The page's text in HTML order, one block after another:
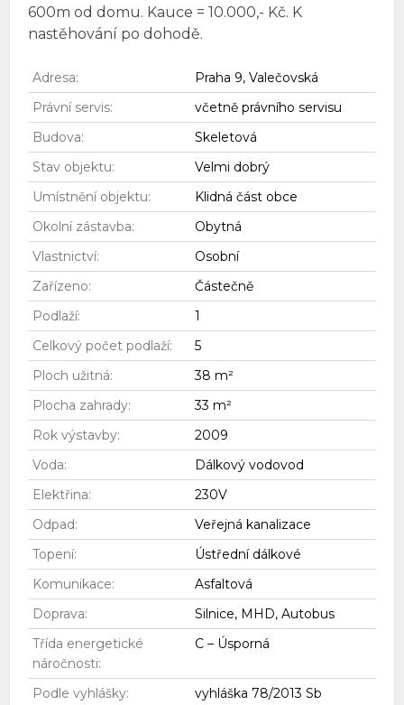
600m od domu. Kauce = 10.000,- Kč. K
nastěhování po dohodě.
Adresa:
Praha 9, Valečovská
Právní servis:
včetně právního servisu
Budova:
Skeletová
Stav objektu:
Velmi dobrý
Umístnění objektu:
Klidná část obce
Okolní zástavba:
Obytná
Vlastnictví:
Osobní
Zařízeno:
Částečně
Podlaží:
1
Celkový počet podlaží:
5
Ploch užitná:
38 m²
Plocha zahrady:
33 m²
Rok výstavby:
2009
Voda:
Dálkový vodovod
Elektřina:
230V
Odpad:
Veřejná kanalizace
Topení:
Ústřední dálkové
Komunikace:
Asfaltová
Doprava:
Silnice, MHD, Autobus
Třída energetické
náročnosti:
C – Úsporná
Podle vyhlášky: vyhláška 78/2013 Sb